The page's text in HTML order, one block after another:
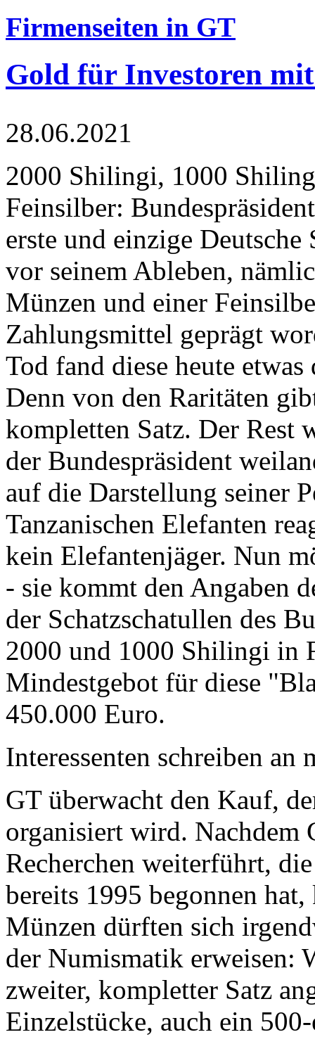
Firmenseiten in GT
Gold für Investoren
28.06.2021
2000 Shilingi, 1000
Feinsilber:
erste und einzige Deutsche
vor seinem Ableben,
Münzen und einer
Zahlungsmittel geprägt
Tod fand diese heute
Denn von den Raritäten
kompletten Satz. Der Rest
der Bundespräsident
auf die Darstellung seiner
Tanzanischen Elefanten
kein Elefantenjäger. Nun
- sie kommt den Angaben
der Schatzschatullen des
2000 und 1000 Shilingi in
Mindestgebot für diese
450.000 Euro.
Interessenten schreiben
GT überwacht den Kauf,
organisiert wird. Nachdem
Recherchen weiterführt,
bereits 1995 begonnen
Münzen dürften sich
der Numismatik erweisen:
zweiter, kompletter Satz
Einzelstücke, auch ein